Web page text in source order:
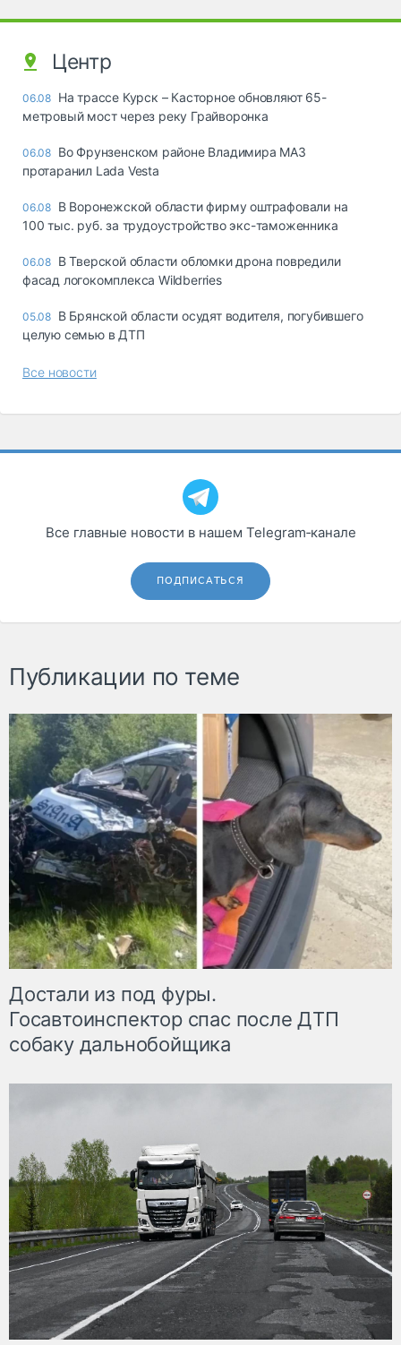
Центр
06.08 На трассе Курск – Касторное обновляют 65-
метровый мост через реку Грайворонка
06.08 Во Фрунзенском районе Владимира МАЗ
протаранил Lada Vesta
06.08 В Воронежской области фирму оштрафовали на
100 тыс. руб. за трудоустройство экс-таможенника
06.08 В Тверской области обломки дрона повредили
фасад логокомплекса Wildberries
05.08 В Брянской области осудят водителя, погубившего
целую семью в ДТП
Все новости
Все главные новости в нашем Telegram‑канале
ПОДПИСАТЬСЯ
Публикации по теме
Достали из под фуры.
Госавтоинспектор спас после ДТП
собаку дальнобойщика